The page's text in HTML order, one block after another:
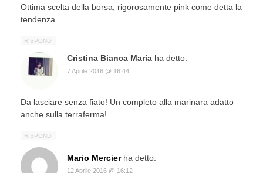
Ottima scelta della borsa, rigorosamente pink come detta la
tendenza ..
RISPONDI
Cristina Bianca Maria ha detto:
7 Aprile 2016 @ 16:44
Da lasciare senza fiato! Un completo alla marinara adatto
anche sulla terraferma!
RISPONDI
Mario Mercier ha detto:
12 Aprile 2016 @ 16:12